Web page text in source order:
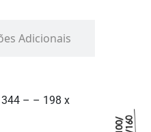
Adicionais
– – 198 x